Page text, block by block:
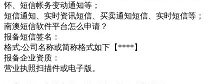
怀、短信帐务变动通知等；
短信通知、实时资讯短信、买卖通知短信、实时短信等；
南澳短信软件平台怎么申请？
报备短信签名：
格式:公司名称或简称格式如下【****】
报备企业资质：
营业执照扫描件或电子版。